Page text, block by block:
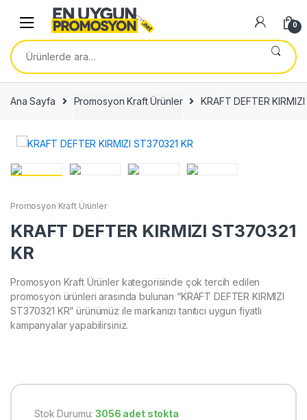
navigation
content
0
Ara:
Ana Sayfa Promosyon Kraft Ürünler KRAFT DEFTER
Promosyon Kraft Ürünler
KRAFT DEFTER KIRMIZI ST370321
KR
Promosyon Kraft Ürünler kategorisinde çok tercih edilen
promosyon ürünleri arasında bulunan “KRAFT DEFTER KIRMIZI
ST370321 KR” ürünümüz ile markanızı tanıtıcı uygun fiyatlı
kampanyalar yapabilirsiniz.
Stok Durumu:3056 adet stokta